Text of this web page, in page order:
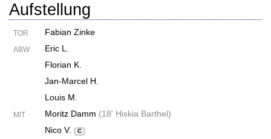
Aufstellung
TOR Fabian Zinke
ABW
Eric L.
Florian K.
Jan-Marcel H.
Louis M.
MIT Moritz Damm (18' Hiskia Barthel)
Nico V.
C